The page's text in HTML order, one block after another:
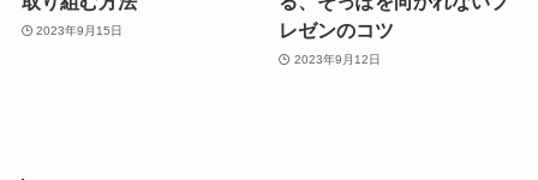
2023年9月15日
レゼンのコツ
2023年9月12日